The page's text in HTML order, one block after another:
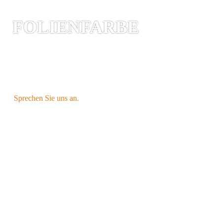
FOLIEN­FARBE
Sprechen Sie uns an.